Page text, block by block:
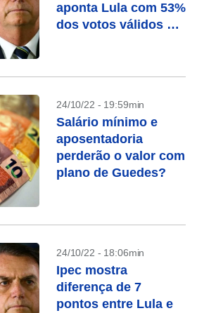
aponta Lula com 53%
dos votos válidos e
24/10/22 - 19:59min
Salário mínimo e
aposentadoria
perderão o valor com
plano de Guedes?
24/10/22 - 18:06min
Ipec mostra
diferença de 7
pontos entre Lula e